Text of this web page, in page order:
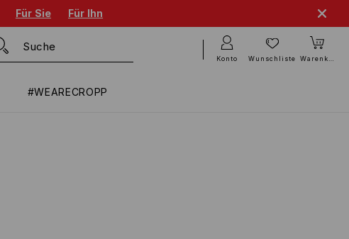
Für Sie Für Ihn
#WEARECROPP
Konto Wunschliste Warenkorb